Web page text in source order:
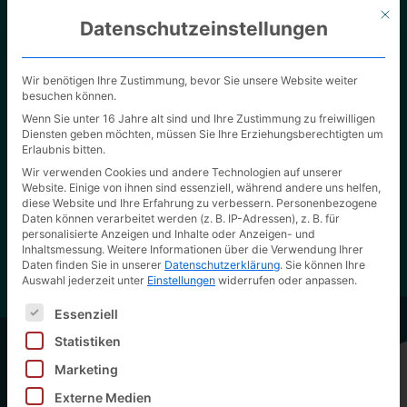
Unsere Verpackungslösungen
Überzeugen Sie sich selbst von der hohen
Qualität unserer Arbeit.
Mit
Datenschutzeinstellungen
Wir benötigen Ihre Zustimmung, bevor Sie unsere Website weiter
besuchen können.
Wenn Sie unter 16 Jahre alt sind und Ihre Zustimmung zu freiwilligen
Diensten geben möchten, müssen Sie Ihre Erziehungsberechtigten um
Erlaubnis bitten.
Wir verwenden Cookies und andere Technologien auf unserer
Website. Einige von ihnen sind essenziell, während andere uns helfen,
diese Website und Ihre Erfahrung zu verbessern. Personenbezogene
Daten können verarbeitet werden (z. B. IP-Adressen), z. B. für
personalisierte Anzeigen und Inhalte oder Anzeigen- und
Inhaltsmessung. Weitere Informationen über die Verwendung Ihrer
Daten finden Sie in unserer Datenschutzerklärung. Sie können Ihre
Auswahl jederzeit unter Einstellungen widerrufen oder anpassen.
Es folgt eine Liste der Service-Gruppen, für die eine
Essenziell
Statistiken
Marketing
Externe Medien